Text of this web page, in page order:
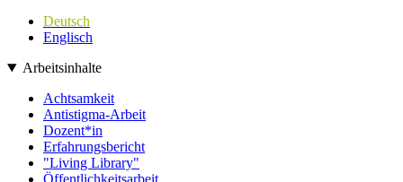
Deutsch
Englisch
Arbeitsinhalte
Achtsamkeit
Antistigma-Arbeit
Dozent*in
Erfahrungsbericht
"Living Library"
Öffentlichkeitsarbeit